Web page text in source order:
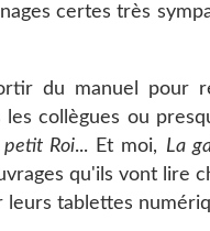
certes très
du manuel pour
collègues ou
petit Roi... Et moi, La
qu'ils vont lire
tablettes